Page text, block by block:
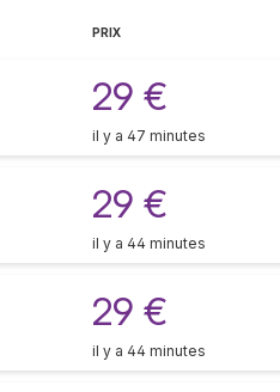
PRIX
29 €
il y a 47 minutes
29 €
il y a 44 minutes
29 €
il y a 44 minutes